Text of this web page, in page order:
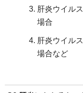
肝炎ウイル
場合
肝炎ウイル
場合など